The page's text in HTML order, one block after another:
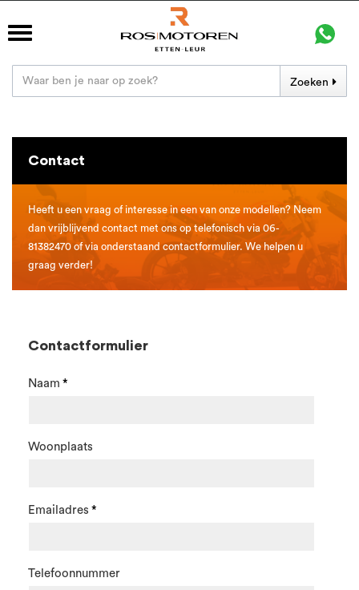
Zoeken
Contact
Heeft u een vraag of interesse in een van onze modellen? Neem
dan vrijblijvend contact met ons op telefonisch via 06-
81382470 of via onderstaand contactformulier. We helpen u
graag verder!
Contactformulier
Naam
Woonplaats
Emailadres
Telefoonnummer